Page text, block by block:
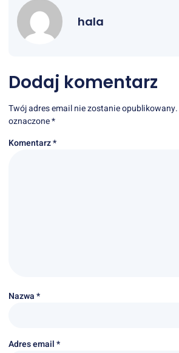
hala
Dodaj komentarz
Twój adres email nie zostanie opublikowany.
oznaczone*
Komentarz*
Nazwa*
Adres email*